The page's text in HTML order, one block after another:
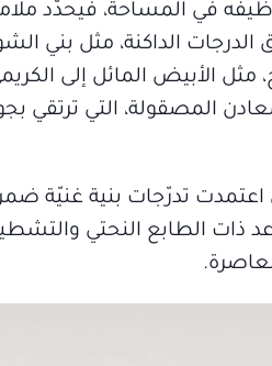
في المساحة، فيحدّد
الدرجات الداكنة، مثل بني
مثل الأبيض المائل إلى
المصقولة، التي ترتقي
تدرّجات بنية غنيّة
ذات الطابع النحتي